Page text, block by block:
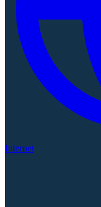
Internet